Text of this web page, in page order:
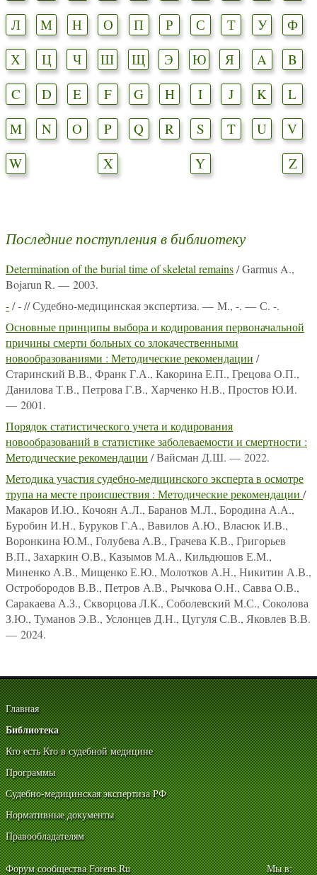
Л
М Н О П Р С Т У
Ф
Х
Ц Ч Ш Щ Э Ю Я A
B
C
D E F G H I J K
L
M
N O P Q R S T U
V
W
X Y Z
Последние поступления в библиотеку
Determination of the burial time of skeletal remains/ Garmus A.,
Bojarun R. — 2003.
-/ - // Судебно-медицинская экспертиза. — М., -. — С. -.
Основные принципы выбора и кодирования первоначальной
причины смерти больных со злокачественными
новообразованиями : Методические рекомендации /
Старинский В.В., Франк Г.А., Какорина Е.П., Грецова О.П.,
Данилова Т.В., Петрова Г.В., Харченко Н.В., Простов Ю.И.
— 2001.
Порядок статистического учета и кодирования
новообразований в статистике заболеваемости и смертности :
Методические рекомендации / Вайсман Д.Ш. — 2022.
Методика участия судебно-медицинского эксперта в осмотре
трупа на месте происшествия : Методические рекомендации /
Макаров И.Ю., Кочоян А.Л., Баранов М.Л., Бородина А.А.,
Буробин И.Н., Буруков Г.А., Вавилов А.Ю., Власюк И.В.,
Воронкина Ю.М., Голубева А.В., Грачева К.В., Григорьев
В.П., Захаркин О.В., Казымов М.А., Кильдюшов Е.М.,
Миненко А.В., Мищенко Е.Ю., Молотков А.Н., Никитин А.В.,
Остробородов В.В., Петров А.В., Рычкова О.Н., Савва О.В.,
Саракаева А.З., Скворцова Л.К., Соболевский М.С., Соколова
З.Ю., Туманов Э.В., Услонцев Д.Н., Цугуля С.В., Яковлев В.В.
— 2024.
Главная
Библиотека
Кто есть Кто в судебной медицине
Программы
Судебно-медицинская экспертиза РФ
Нормативные документы
Правообладателям
Форум сообщества Forens.Ru Мы в: